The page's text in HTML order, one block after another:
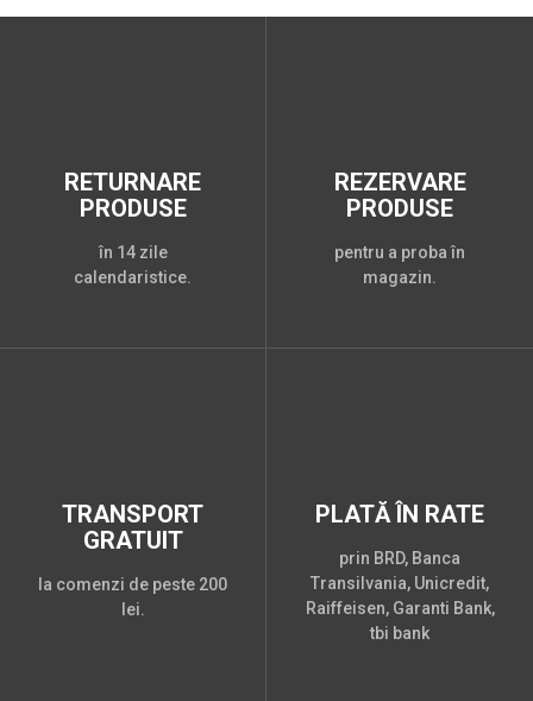
RETURNARE
PRODUSE
în 14 zile
calendaristice.
REZERVARE
PRODUSE
pentru a proba în
magazin.
TRANSPORT
GRATUIT
la comenzi de peste 200
lei.
PLATĂ ÎN RATE
prin BRD, Banca
Transilvania, Unicredit,
Raiffeisen, Garanti Bank,
tbi bank